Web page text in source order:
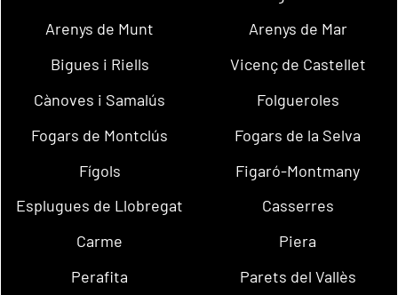
Arenys de Munt
Arenys de Mar
Bigues i Riells
Vicenç de Castellet
Cànoves i Samalús
Folgueroles
Fogars de Montclús
Fogars de la Selva
Fígols
Figaró-Montmany
Esplugues de Llobregat
Casserres
Carme
Piera
Perafita
Parets del Vallès